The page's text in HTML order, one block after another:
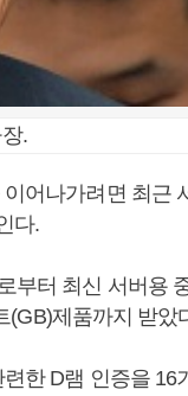
.
어나가려면 최근
다.
부터 최신 서버용
(GB)제품까지 받았
한 D램 인증을 16